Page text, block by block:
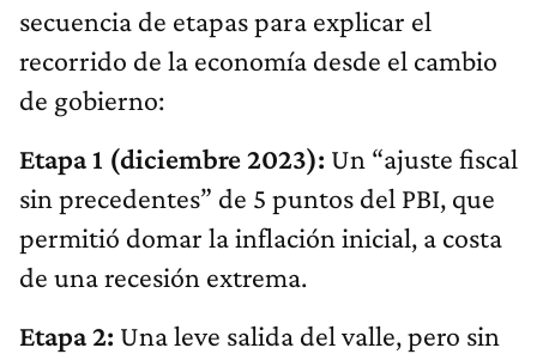
secuencia de etapas para explicar el
recorrido de la economía desde el cambio
de gobierno:
Etapa 1 (diciembre 2023): Un “ajuste fiscal
sin precedentes” de 5 puntos del PBI, que
permitió domar la inflación inicial, a costa
de una recesión extrema.
Etapa 2: Una leve salida del valle, pero sin